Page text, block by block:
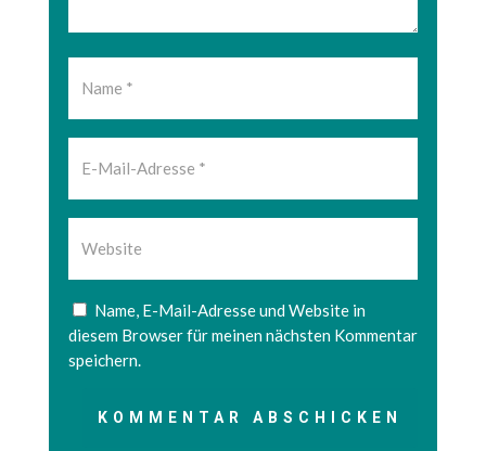
Name, E-Mail-Adresse und Website in
diesem Browser für meinen nächsten Kommentar
speichern.
KOMMENTAR ABSCHICKEN